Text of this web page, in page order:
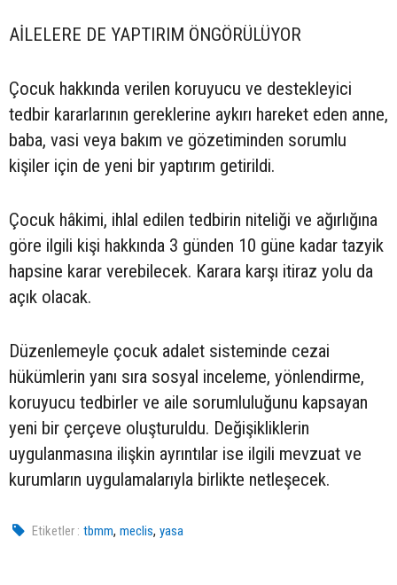
AİLELERE DE YAPTIRIM ÖNGÖRÜLÜYOR
Çocuk hakkında verilen koruyucu ve destekleyici
tedbir kararlarının gereklerine aykırı hareket eden anne,
baba, vasi veya bakım ve gözetiminden sorumlu
kişiler için de yeni bir yaptırım getirildi.
Çocuk hâkimi, ihlal edilen tedbirin niteliği ve ağırlığına
göre ilgili kişi hakkında 3 günden 10 güne kadar tazyik
hapsine karar verebilecek. Karara karşı itiraz yolu da
açık olacak.
Düzenlemeyle çocuk adalet sisteminde cezai
hükümlerin yanı sıra sosyal inceleme, yönlendirme,
koruyucu tedbirler ve aile sorumluluğunu kapsayan
yeni bir çerçeve oluşturuldu. Değişikliklerin
uygulanmasına ilişkin ayrıntılar ise ilgili mevzuat ve
kurumların uygulamalarıyla birlikte netleşecek.
Etiketler : tbmm,meclis,yasa